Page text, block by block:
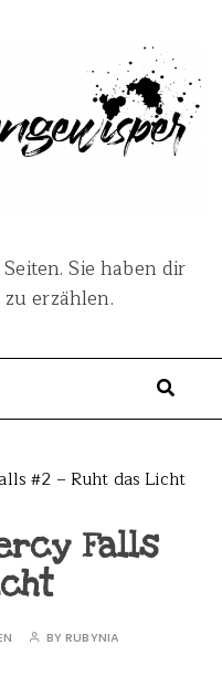
Sie haben dir
erzählen.
#2 – Ruht das Licht
Falls
BYRUBYNIA